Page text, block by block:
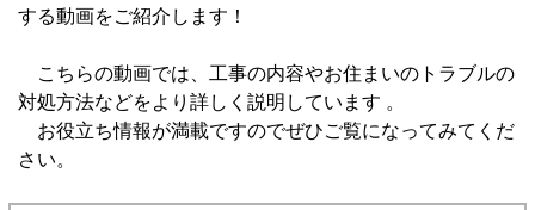
する動画をご紹介します！
こちらの動画では、工事の内容やお住まいのトラブルの
対処方法などをより詳しく説明しています 。
お役立ち情報が満載ですのでぜひご覧になってみてくだ
さい。